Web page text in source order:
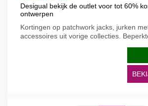
Desigual bekijk de outlet voor tot 60%
ontwerpen
Kortingen op patchwork jacks, jurken
accessoires uit vorige collecties.